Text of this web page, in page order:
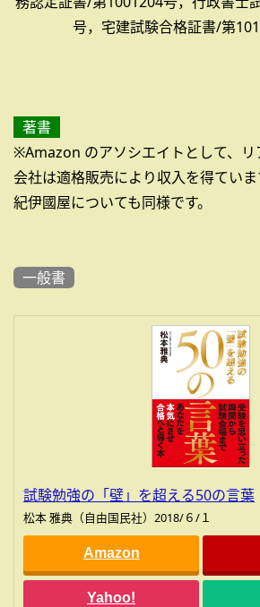
号，宅建試験合格証書/第
著書
※Amazon のアソシエイトとして、リ
会社は適格販売により収入を得ていま
紀伊國屋についても同様です。
一般書
試験勉強の「壁」を超える50の言葉
松本 雅典（自由国民社）2018/６/１
Amazon
Yahoo!